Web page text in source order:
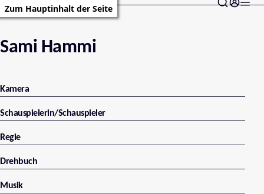
Zum Hauptinhalt der Seite
Sami Hammi
Kamera
Schauspielerin/Schauspieler
Regie
Drehbuch
Musik